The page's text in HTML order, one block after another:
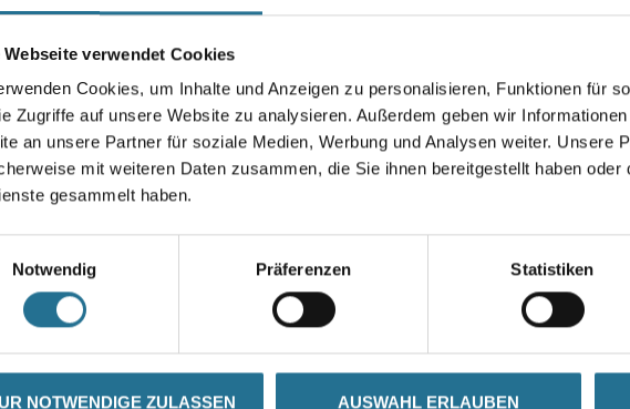
Webseite verwendet Cookies
Cookies, um Inhalte und Anzeigen zu personalisieren, Funktionen für
Zugriffe auf unsere Website zu analysieren. Außerdem geben wir
an unsere Partner für soziale Medien, Werbung und Analysen weiter. Unsere
mit weiteren Daten zusammen, die Sie ihnen bereitgestellt haben
gesammelt haben.
Notwendig
Präferenzen Statistiken
NOTWENDIGE ZULASSEN AUSWAHL ERLAUBEN
Umrechnungsfaktoren